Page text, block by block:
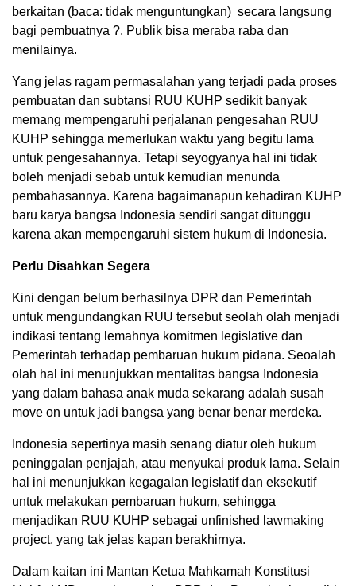
berkaitan (baca: tidak menguntungkan) secara langsung
bagi pembuatnya ?. Publik bisa meraba raba dan
menilainya.
Yang jelas ragam permasalahan yang terjadi pada proses
pembuatan dan subtansi RUU KUHP sedikit banyak
memang mempengaruhi perjalanan pengesahan RUU
KUHP sehingga memerlukan waktu yang begitu lama
untuk pengesahannya. Tetapi seyogyanya hal ini tidak
boleh menjadi sebab untuk kemudian menunda
pembahasannya. Karena bagaimanapun kehadiran KUHP
baru karya bangsa Indonesia sendiri sangat ditunggu
karena akan mempengaruhi sistem hukum di Indonesia.
Perlu Disahkan Segera
Kini dengan belum berhasilnya DPR dan Pemerintah
untuk mengundangkan RUU tersebut seolah olah menjadi
indikasi tentang lemahnya komitmen legislative dan
Pemerintah terhadap pembaruan hukum pidana. Seoalah
olah hal ini menunjukkan mentalitas bangsa Indonesia
yang dalam bahasa anak muda sekarang adalah susah
move on untuk jadi bangsa yang benar benar merdeka.
Indonesia sepertinya masih senang diatur oleh hukum
peninggalan penjajah, atau menyukai produk lama. Selain
hal ini menunjukkan kegagalan legislatif dan eksekutif
untuk melakukan pembaruan hukum, sehingga
menjadikan RUU KUHP sebagai unfinished lawmaking
project, yang tak jelas kapan berakhirnya.
Dalam kaitan ini Mantan Ketua Mahkamah Konstitusi